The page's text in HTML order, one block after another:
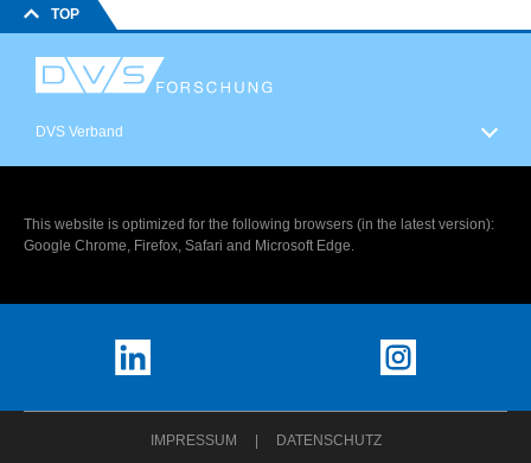
TOP
DVS Verband
This website is optimized for the following browsers (in the latest version):
Google Chrome, Firefox, Safari and Microsoft Edge.
IMPRESSUM DATENSCHUTZ